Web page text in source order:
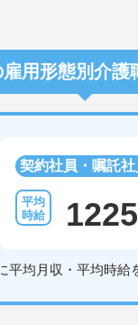
用形態別介護
契約社員・嘱託社
1225
均月収・平均時給